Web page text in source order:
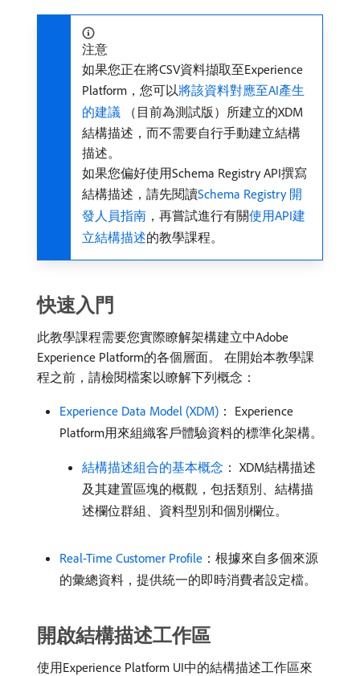
注意
如果您正在將CSV資料擷取至Experience
Platform，您可以將該資料對應至AI產生
的建議 （目前為測試版）所建立的XDM
結構描述，而不需要自行手動建立結構
描述。
如果您偏好使用Schema Registry API撰寫
結構描述，請先閱讀Schema Registry 開
發人員指南 ，再嘗試進行有關使用API建
立結構描述的教學課程。
快速入門
此教學課程需要您實際瞭解架構建立中Adobe
Experience Platform的各個層面。 在開始本教學課
程之前，請檢閱檔案以瞭解下列概念：
Experience Data Model (XDM) ： Experience
Platform用來組織客戶體驗資料的標準化架構。
結構描述組合的基本概念 ： XDM結構描述
及其建置區塊的概觀，包括類別、結構描
述欄位群組、資料型別和個別欄位。
Real-Time Customer Profile ：根據來自多個來源
的彙總資料，提供統一的即時消費者設定檔。
開啟結構描述工作區
使用Experience Platform UI中的結構描述工作區來